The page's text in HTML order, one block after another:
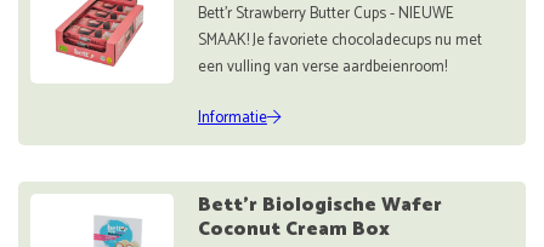
Bett'r Strawberry Butter Cups - NIEUWE
SMAAK! Je favoriete chocoladecups nu met
een vulling van verse aardbeienroom!
Informatie
Bett'r Biologische Wafer
Coconut Cream Box